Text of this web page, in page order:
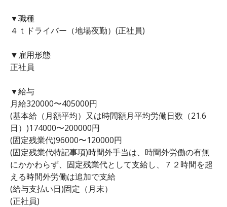
▼職種
４ｔドライバー（地場夜勤）(正社員)
▼雇用形態
正社員
▼給与
月給320000〜405000円
(基本給（月額平均）又は時間額月平均労働日数（21.6
日）)174000〜200000円
(固定残業代)96000〜120000円
(固定残業代特記事項)時間外手当は、時間外労働の有無
にかかわらず、固定残業代として支給し、７２時間を超
える時間外労働は追加で支給
(給与支払い日)固定（月末）
(正社員)